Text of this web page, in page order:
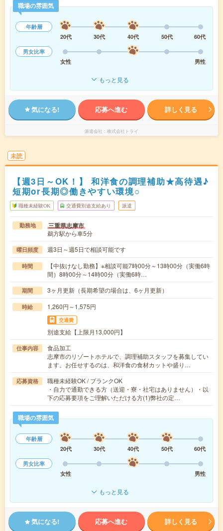
職場の雰囲気
年齢層
20代
30代 40代 50代
60代
男女比率
女性
男性
もっと見る
気になる! 応募へ進む 詳しく見る
派遣会社 株式会社トライ
未読
【週3日～OK！】 和洋食の調理補助★高待遇♪
短期or長期◎働きやすい環境○
職種未経験OK 交通費別途支給あり 派遣
勤務地 三重県志摩市
鵜方駅から車5分
曜日頻度 週3日～週5日で相談可能です
時間
【中抜けなし勤務】※相談可能7時00分～13時00分（実働6時
間）8時00分～14時00分（実働6時…
期間 3ヶ月更新（長期希望の場合は、6ヶ月更新）
時給 1,260円～1,575円
交通費
別途支給【上限月13,000円】
仕事内容
食品加工
志摩市のリゾートホテルで、調理補助スタッフを募集してい
ます。お任せするのは、和洋食の食材カットや盛り…
応募資格
職種未経験OK / ブランクOK
・自力で通勤できる方（送迎・寮・社宅はありません）・以
下の応募要項をご理解いただける方(1)弊社の定…
職場の雰囲気
年齢層
20代
30代 40代 50代
60代
男女比率
女性
男性
もっと見る
気になる! 応募へ進む 詳しく見る